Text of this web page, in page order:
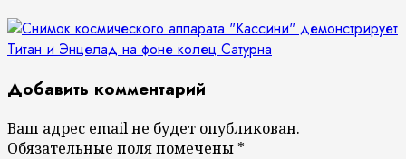
Добавить комментарий
Ваш адрес email не будет опубликован.
Обязательные поля помечены *